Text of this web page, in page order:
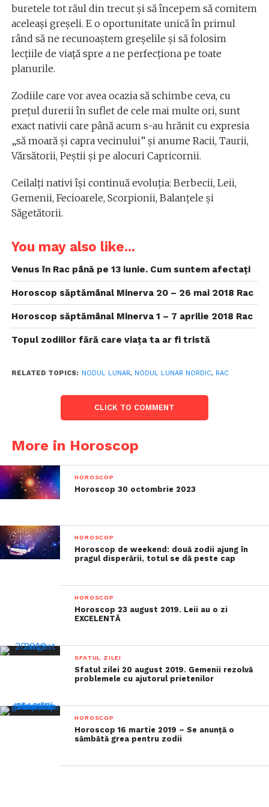
buretele tot răul din trecut și să începem să comitem
aceleași greșeli. E o oportunitate unică în primul
rând să ne recunoaștem greșelile și să folosim
lecțiile de viață spre a ne perfecționa pe toate
planurile.
Zodiile care vor avea ocazia să schimbe ceva, cu
prețul durerii în suflet de cele mai multe ori, sunt
exact nativii care până acum s-au hrănit cu expresia
„să moară și capra vecinului” și anume Racii, Taurii,
Vărsătorii, Peștii și pe alocuri Capricornii.
Ceilalți nativi își continuă evoluția: Berbecii, Leii,
Gemenii, Fecioarele, Scorpionii, Balanțele și
Săgetătorii.
You may also like...
Venus în Rac până pe 13 iunie. Cum suntem afectați
Horoscop săptămânal Minerva 20 – 26 mai 2018 Rac
Horoscop săptămânal Minerva 1 – 7 aprilie 2018 Rac
Topul zodiilor fără care viața ta ar fi tristă
RELATED TOPICS: NODUL LUNAR, NODUL LUNAR NORDIC, RAC
CLICK TO COMMENT
More in Horoscop
HOROSCOP
Horoscop 30 octombrie 2023
HOROSCOP
Horoscop de weekend: două zodii ajung în
pragul disperării, totul se dă peste cap
HOROSCOP
Horoscop 23 august 2019. Leii au o zi
EXCELENTĂ
SFATUL ZILEI
Sfatul zilei 20 august 2019. Gemenii rezolvă
problemele cu ajutorul prietenilor
HOROSCOP
Horoscop 16 martie 2019 – Se anunță o
sămbătă grea pentru zodii